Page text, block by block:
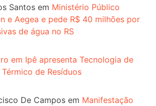
Santos em Ministério Público
e Aegea e pede R$ 40 milhões por
de água no RS
em Ipê apresenta Tecnologia de
de Resíduos
De Campos em Manifestação